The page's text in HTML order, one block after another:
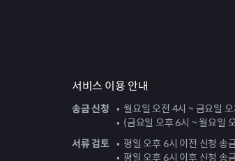
서비스 이용 안내
송금 신청
월요일 오전 4시 ~ 금요일
(금요일 오후 6시 ~ 월요일
서류 검토
평일 오후 6시 이전 신청 송
평일 오후 6시 이후 신청 송